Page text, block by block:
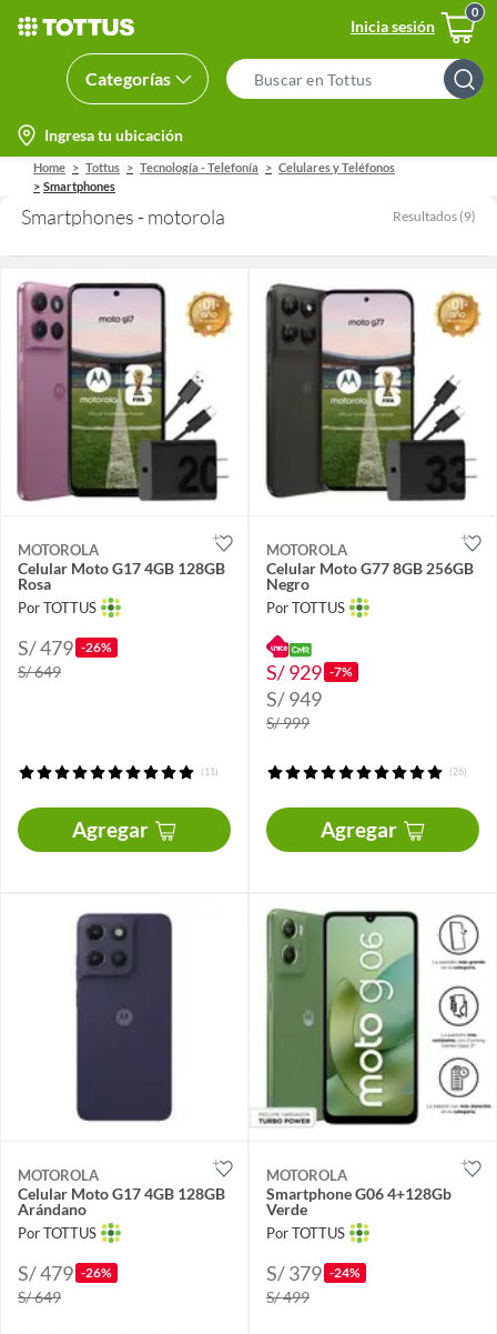
Inicia sesión
Categorías
Search
Bar
location-
icon
Ingresa tu ubicación
Home Tottus Tecnología - Telefonía
Celulares y Teléfonos
Smartphones
Smartphones - motorola Resultados (9)
MOTOROLA
Celular Moto G17 4GB 128GB
Rosa
Por TOTTUS
S/ 479 -26%
S/ 649
(11)
Agregar
MOTOROLA
Celular Moto G77 8GB 256GB
Negro
Por TOTTUS
S/ 929 -7%
S/ 949
S/ 999
(26)
Agregar
MOTOROLA
Celular Moto G17 4GB 128GB
Arándano
Por TOTTUS
S/ 479 -26%
S/ 649
MOTOROLA
Smartphone G06 4+128Gb
Verde
Por TOTTUS
S/ 379 -24%
S/ 499